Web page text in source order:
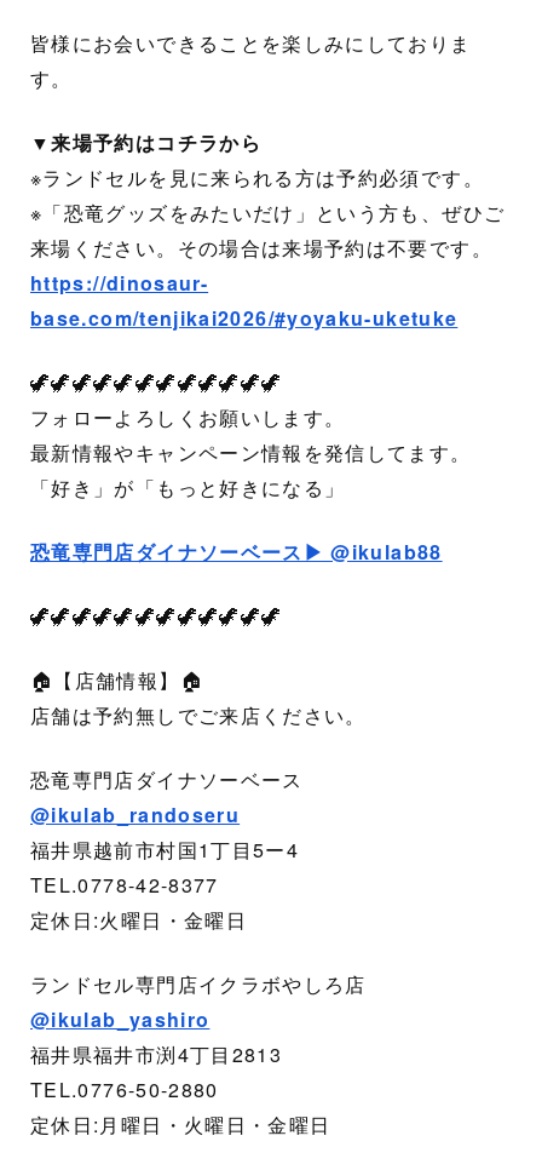
皆様にお会いできることを楽しみにしておりま
す。
▼来場予約はコチラから
※ランドセルを見に来られる方は予約必須です。
※「恐竜グッズをみたいだけ」という方も、ぜひご
来場ください。その場合は来場予約は不要です。
https://dinosaur-
base.com/tenjikai2026/#yoyaku-uketuke
🦖🦖🦖🦖🦖🦖🦖🦖🦖🦖🦖🦖
フォローよろしくお願いします。
最新情報やキャンペーン情報を発信してます。
「好き」が「もっと好きになる」
恐竜専門店ダイナソーベース▶︎ @ikulab88
🦖🦖🦖🦖🦖🦖🦖🦖🦖🦖🦖🦖
🏠【店舗情報】🏠
店舗は予約無しでご来店ください。
恐竜専門店ダイナソーベース
@ikulab_randoseru
福井県越前市村国1丁目5ー4
TEL.0778-42-8377
定休日:火曜日・金曜日
ランドセル専門店イクラボやしろ店
@ikulab_yashiro
福井県福井市渕4丁目2813
TEL.0776-50-2880
定休日:月曜日・火曜日・金曜日